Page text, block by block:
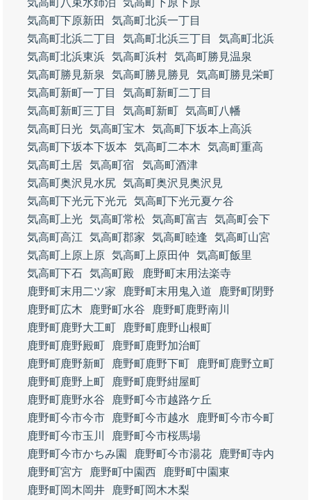
気高町八束水姉泊
気高町下原下原
気高町下原新田
気高町北浜一丁目
気高町北浜二丁目
気高町北浜三丁目
気高町北浜
気高町北浜東浜 気高町浜村 気高町勝見温泉
気高町勝見新泉
気高町勝見勝見
気高町勝見栄町
気高町新町一丁目
気高町新町二丁目
気高町新町三丁目
気高町新町 気高町八幡
気高町日光 気高町宝木
気高町下坂本上高浜
気高町下坂本下坂本
気高町二本木
気高町重高
気高町土居 気高町宿
気高町酒津
気高町奥沢見水尻 気高町奥沢見奥沢見
気高町下光元下光元
気高町下光元夏ケ谷
気高町上光 気高町常松 気高町富吉 気高町会下
気高町高江
気高町郡家 気高町睦逢
気高町山宮
気高町上原上原 気高町上原田仲
気高町飯里
気高町下石 気高町殿
鹿野町末用法楽寺
鹿野町末用二ツ家
鹿野町末用鬼入道
鹿野町閉野
鹿野町広木
鹿野町水谷
鹿野町鹿野南川
鹿野町鹿野大工町
鹿野町鹿野山根町
鹿野町鹿野殿町
鹿野町鹿野加治町
鹿野町鹿野新町
鹿野町鹿野下町
鹿野町鹿野立町
鹿野町鹿野上町
鹿野町鹿野紺屋町
鹿野町鹿野水谷
鹿野町今市越路ケ丘
鹿野町今市今市
鹿野町今市越水
鹿野町今市今町
鹿野町今市玉川
鹿野町今市桜馬場
鹿野町今市かちみ園
鹿野町今市湯花
鹿野町寺内
鹿野町宮方
鹿野町中園西
鹿野町中園東
鹿野町岡木岡井
鹿野町岡木木梨